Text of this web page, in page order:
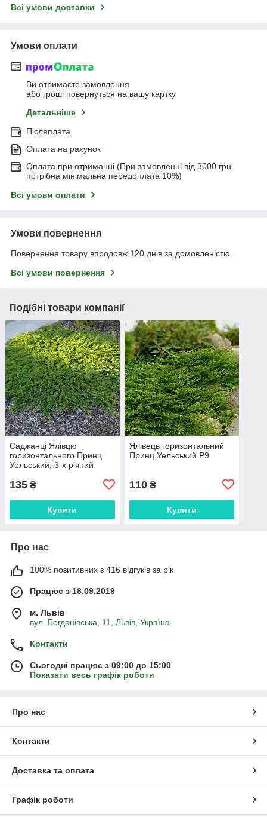
Всі умови доставки
Умови оплати
Ви отримаєте замовлення
або гроші повернуться на вашу картку
Детальніше
Післяплата
Оплата на рахунок
Оплата при отриманні (При замовленні від 3000 грн
потрібна мінімальна передоплата 10%)
Всі умови оплати
Умови повернення
Повернення товару впродовж 120 днів за домовленістю
Всі умови повернення
Подібні товари компанії
Саджанці Ялівцю
горизонтального Принц
Уельський, 3-х річний
Prince of Welles) С1.5
135 ₴
Купити
Ялівець горизонтальний
Принц Уельський Р9
110₴
Купити
Про нас
100% позитивних з 416 відгуків за рік
Працює з 18.09.2019
м. Львів
вул. Богданівська, 11, Львів, Україна
Контакти
Сьогодні працює з 09:00 до 15:00
Показати весь графік роботи
Про нас
Контакти
Доставка та оплата
Графік роботи